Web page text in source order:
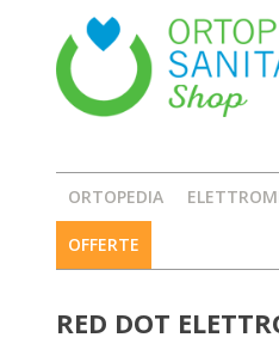
ORTOPEDIA
OFFERTE
RED DOT